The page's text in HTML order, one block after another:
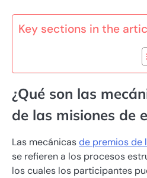
Key sections in the
¿Qué son las
de las misiones de
Las mecánicasde premios de
se refieren a los procesos
los cuales los participantes